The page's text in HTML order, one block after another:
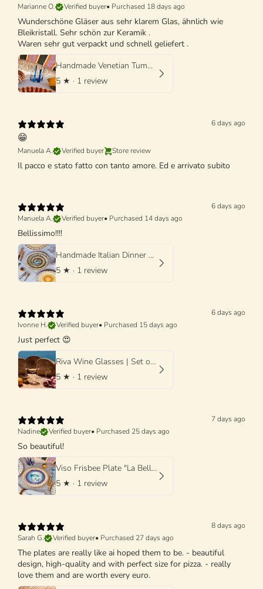
Marianne O.
Verified buyer• Purchased 18 days ago
Wunderschöne Gläser aus sehr klarem Glas, ähnlich wie
Bleikristall. Sehr schön zur Keramik .
Waren sehr gut verpackt und schnell geliefert .
Handmade Venetian Tumbler Glass | Italian Mouth-Blown Glass
5 ★ · 1 review
6 days ago
😁
Manuela A. Verified buyer Store review
Il pacco e stato fatto con tanto amore. Ed e arrivato subito
6 days ago
Manuela A.
Verified buyer• Purchased 14 days ago
Bellissimo!!!!
Handmade Italian Dinner Plate 27 cm | Large Ceramic Plate "One of a kind"
5 ★ · 1 review
6 days ago
Ivonne H.
Verified buyer• Purchased 15 days ago
Just perfect 😍
Riva Wine Glasses | Set of 4 Handmade Wine Glasses
5 ★ · 1 review
7 days ago
Nadine
Verified buyer• Purchased 25 days ago
So beautiful!
Viso Frisbee Plate "La Bella Donna di Grottaglie" 25cm
5 ★ · 1 review
8 days ago
Sarah G.
Verified buyer• Purchased 27 days ago
The plates are really like ai hoped them to be. - beautiful
design, high-quality and with perfect size for pizza. - really
love them and are worth every euro.